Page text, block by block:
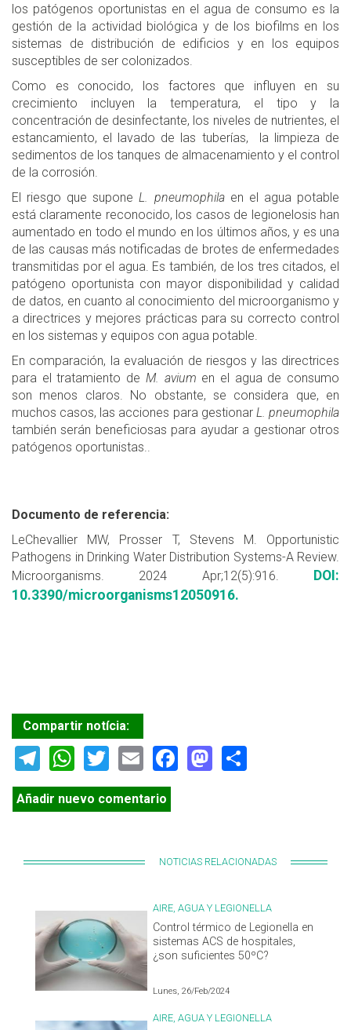
los patógenos oportunistas en el agua de consumo es la
gestión de la actividad biológica y de los biofilms en los
sistemas de distribución de edificios y en los equipos
susceptibles de ser colonizados.
Como es conocido, los factores que influyen en su
crecimiento incluyen la temperatura, el tipo y la
concentración de desinfectante, los niveles de nutrientes, el
estancamiento, el lavado de las tuberías, la limpieza de
sedimentos de los tanques de almacenamiento y el control
de la corrosión.
El riesgo que suponeL. pneumophilaen el agua potable
está claramente reconocido, los casos de legionelosis han
aumentado en todo el mundo en los últimos años, y es una
de las causas más notificadas de brotes de enfermedades
transmitidas por el agua. Es también, de los tres citados, el
patógeno oportunista con mayor disponibilidad y calidad
de datos, en cuanto al conocimiento del microorganismo y
a directrices y mejores prácticas para su correcto control
en los sistemas y equipos con agua potable.
En comparación, la evaluación de riesgos y las directrices
para el tratamiento de M. avium en el agua de consumo
son menos claros. No obstante, se considera que, en
muchos casos, las acciones para gestionar L. pneumophila
también serán beneficiosas para ayudar a gestionar otros
patógenos oportunistas..
Documento de referencia:
LeChevallier MW, Prosser T, Stevens M. Opportunistic
Pathogens in Drinking Water Distribution Systems-A Review.
Microorganisms. 2024 Apr;12(5):916. DOI:
10.3390/microorganisms12050916.
Compartir notícia:
Telegram
WhatsApp
TwitterEmailFacebook
Mastodon
Añadir nuevo comentario
NOTICIAS RELACIONADAS
AIRE, AGUA Y LEGIONELLA
Control térmico de Legionella en
sistemas ACS de hospitales,
¿son suficientes 50ºC?
Lunes, 26/Feb/2024
AIRE, AGUA Y LEGIONELLA